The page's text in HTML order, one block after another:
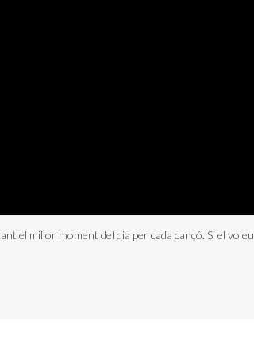
el millor moment del dia per cada cançó. Si el voleu